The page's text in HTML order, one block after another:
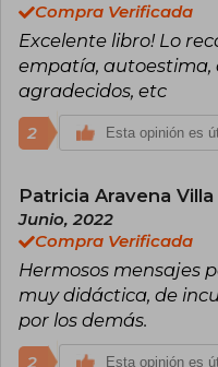
Compra Verificada
Excelente libro! Lo
empatía, autoestima,
agradecidos, etc
2 Esta opinión es
Patricia Aravena Villa
Junio, 2022
Compra Verificada
Hermosos mensajes
muy didáctica, de
por los demás.
2 Esta opinión es